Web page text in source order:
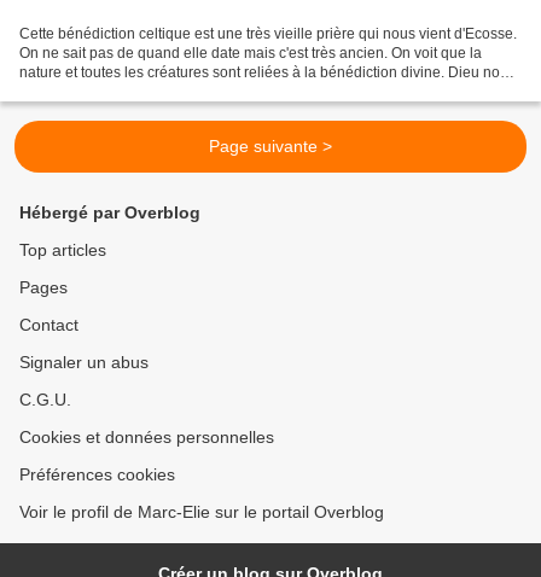
Cette bénédiction celtique est une très vieille prière qui nous vient d'Ecosse.
On ne sait pas de quand elle date mais c'est très ancien. On voit que la
nature et toutes les créatures sont reliées à la bénédiction divine. Dieu nous
Page suivante >
Hébergé par Overblog
Top articles
Pages
Contact
Signaler un abus
C.G.U.
Cookies et données personnelles
Préférences cookies
Voir le profil de Marc-Elie sur le portail Overblog